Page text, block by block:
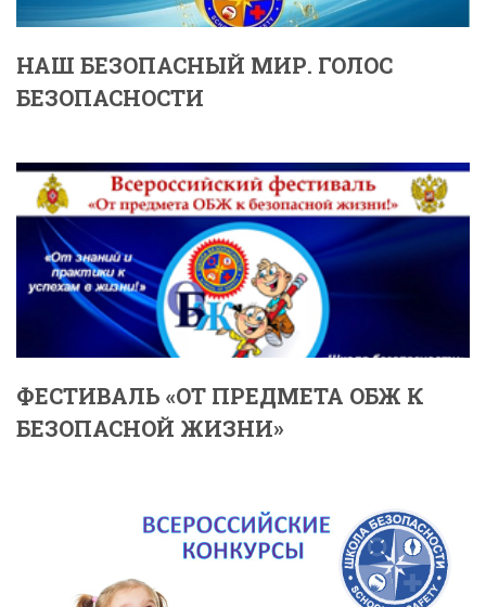
НАШ БЕЗОПАСНЫЙ МИР. ГОЛОС
БЕЗОПАСНОСТИ
ФЕСТИВАЛЬ «ОТ ПРЕДМЕТА ОБЖ К
БЕЗОПАСНОЙ ЖИЗНИ»